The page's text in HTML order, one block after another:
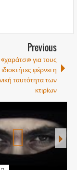
Previous
για τους
ιδιοκτήτες φέρνει η
ταυτότητα των
κτιρίων